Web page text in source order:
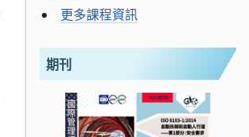
更多課程資訊
期刊